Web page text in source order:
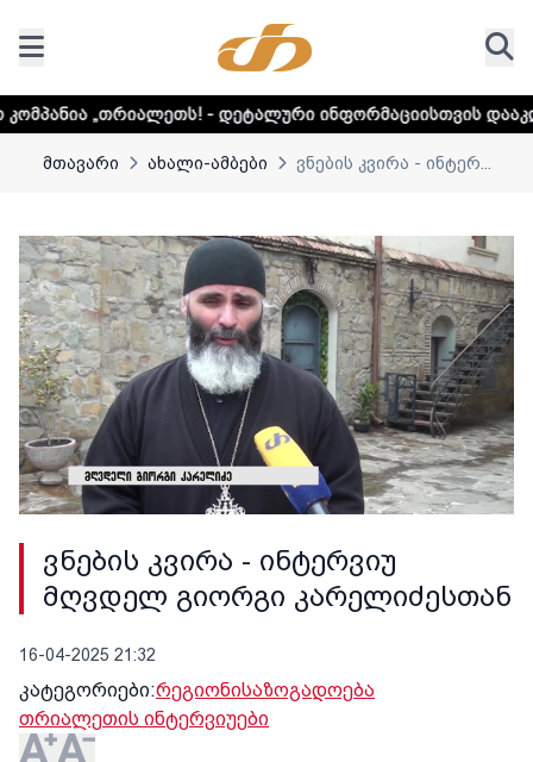
- დეტალური ინფორმაციისთვის დააკლიკეთ ლინკს
მთავარი ახალი-ამბები ვნების კვირა - ინტერ...
ვნების კვირა - ინტერვიუ
მღვდელ გიორგი კარელიძესთან
16-04-2025 21:32
კატეგორიები:რეგიონისაზოგადოება
თრიალეთის ინტერვიუები